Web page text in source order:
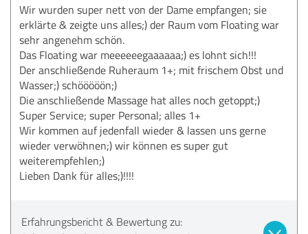
Wir wurden super nett von der Dame empfangen; sie
erklärte & zeigte uns alles;) der Raum vom Floating war
sehr angenehm schön.
Das Floating war meeeeeegaaaaaa;) es lohnt sich!!!
Der anschließende Ruheraum 1+; mit frischem Obst und
Wasser;) schööööön;)
Die anschließende Massage hat alles noch getoppt;)
Super Service; super Personal; alles 1+
Wir kommen auf jedenfall wieder & lassen uns gerne
wieder verwöhnen;) wir können es super gut
weiterempfehlen;)
Lieben Dank für alles;)!!!!
Erfahrungsbericht & Bewertung zu: